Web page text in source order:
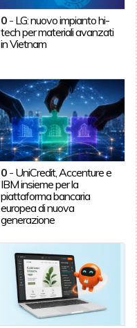
0 - LG: nuovo impianto hi-
tech per materiali avanzati
in Vietnam
0 - UniCredit, Accenture e
IBM insieme per la
piattaforma bancaria
europea di nuova
generazione